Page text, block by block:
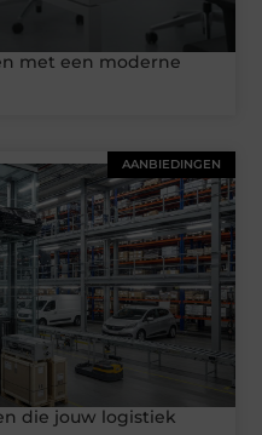
met een moderne
AANBIEDINGEN
die jouw logistiek